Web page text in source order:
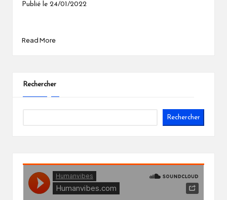
Publié le 24/01/2022
Read More
Rechercher
Rechercher